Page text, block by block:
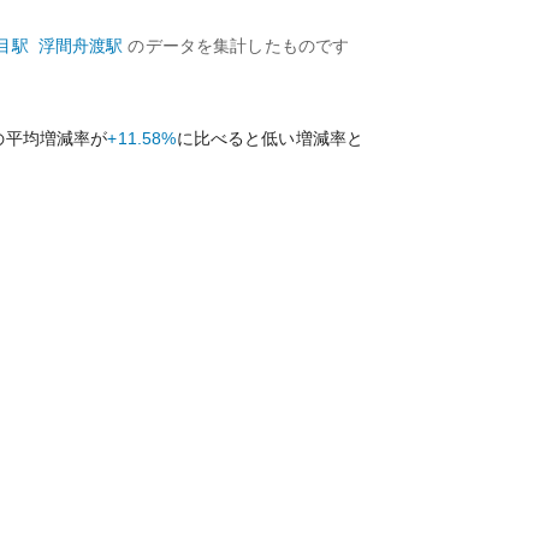
駅 浮間舟渡駅 のデータを集計したものです
平均増減率が+11.58%に比べると低い増減率と